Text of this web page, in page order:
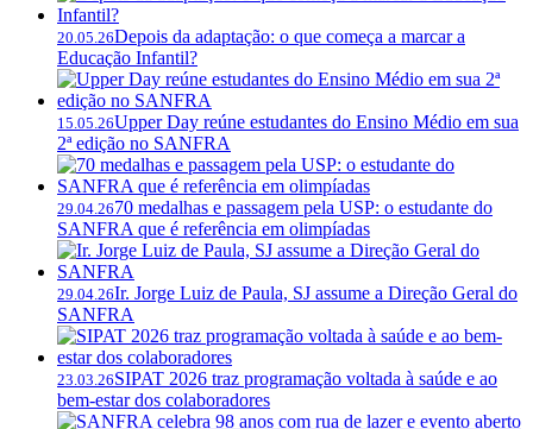
20.05.26Depois da adaptação: o que começa a marcar a
Educação Infantil?
15.05.26Upper Day reúne estudantes do Ensino Médio em sua
2ª edição no SANFRA
29.04.2670 medalhas e passagem pela USP: o estudante do
SANFRA que é referência em olimpíadas
29.04.26Ir. Jorge Luiz de Paula, SJ assume a Direção Geral do
SANFRA
23.03.26SIPAT 2026 traz programação voltada à saúde e ao
bem-estar dos colaboradores